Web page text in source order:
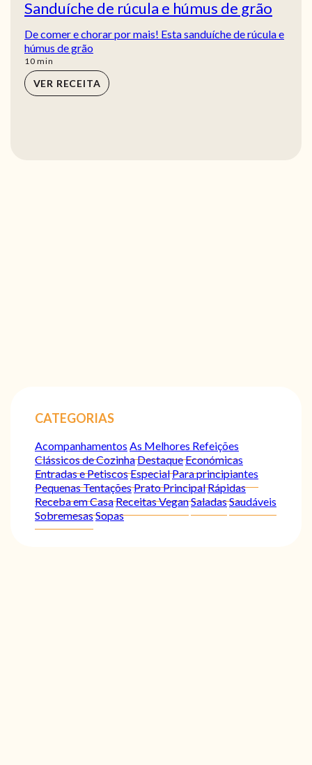
Sanduíche de rúcula e húmus de grão
De comer e chorar por mais! Esta sanduíche de rúcula e
húmus de grão
10min
min
VER RECEITA
CATEGORIAS
Acompanhamentos As Melhores Refeições
Clássicos de CozinhaDestaqueEconómicas
Entradas e PetiscosEspecialPara principiantes
Pequenas TentaçõesPrato PrincipalRápidas
Receba em CasaReceitas VeganSaladasSaudáveis
SobremesasSopas